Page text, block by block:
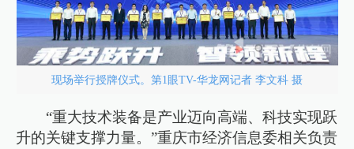
现场举行授牌仪式。第1眼TV-华龙网记者 李文科 摄
“重大技术装备是产业迈向高端、科技实现跃
升的关键支撑力量。”重庆市经济信息委相关负责